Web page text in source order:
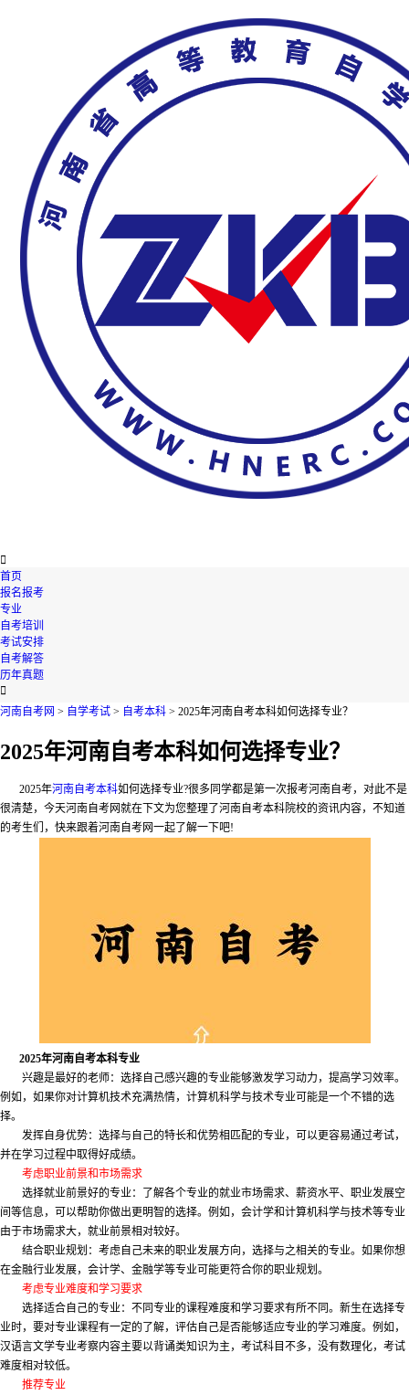

首页
报名报考
专业
自考培训
考试安排
自考解答
历年真题

河南自考网 > 自学考试 > 自考本科 > 2025年河南自考本科如何选择专业？
2025年河南自考本科如何选择专业？
2025年河南自考本科如何选择专业?很多同学都是第一次报考河南自考，对此不是
很清楚，今天河南自考网就在下文为您整理了河南自考本科院校的资讯内容，不知道
的考生们，快来跟着河南自考网一起了解一下吧!
2025年河南自考本科专业
兴趣是最好的老师：选择自己感兴趣的专业能够激发学习动力，提高学习效率。
例如，如果你对计算机技术充满热情，计算机科学与技术专业可能是一个不错的选
择。
发挥自身优势：选择与自己的特长和优势相匹配的专业，可以更容易通过考试，
并在学习过程中取得好成绩。
考虑职业前景和市场需求
选择就业前景好的专业：了解各个专业的就业市场需求、薪资水平、职业发展空
间等信息，可以帮助你做出更明智的选择。例如，会计学和计算机科学与技术等专业
由于市场需求大，就业前景相对较好。
结合职业规划：考虑自己未来的职业发展方向，选择与之相关的专业。如果你想
在金融行业发展，会计学、金融学等专业可能更符合你的职业规划。
考虑专业难度和学习要求
选择适合自己的专业：不同专业的课程难度和学习要求有所不同。新生在选择专
业时，要对专业课程有一定的了解，评估自己是否能够适应专业的学习难度。例如，
汉语言文学专业考察内容主要以背诵类知识为主，考试科目不多，没有数理化，考试
难度相对较低。
推荐专业